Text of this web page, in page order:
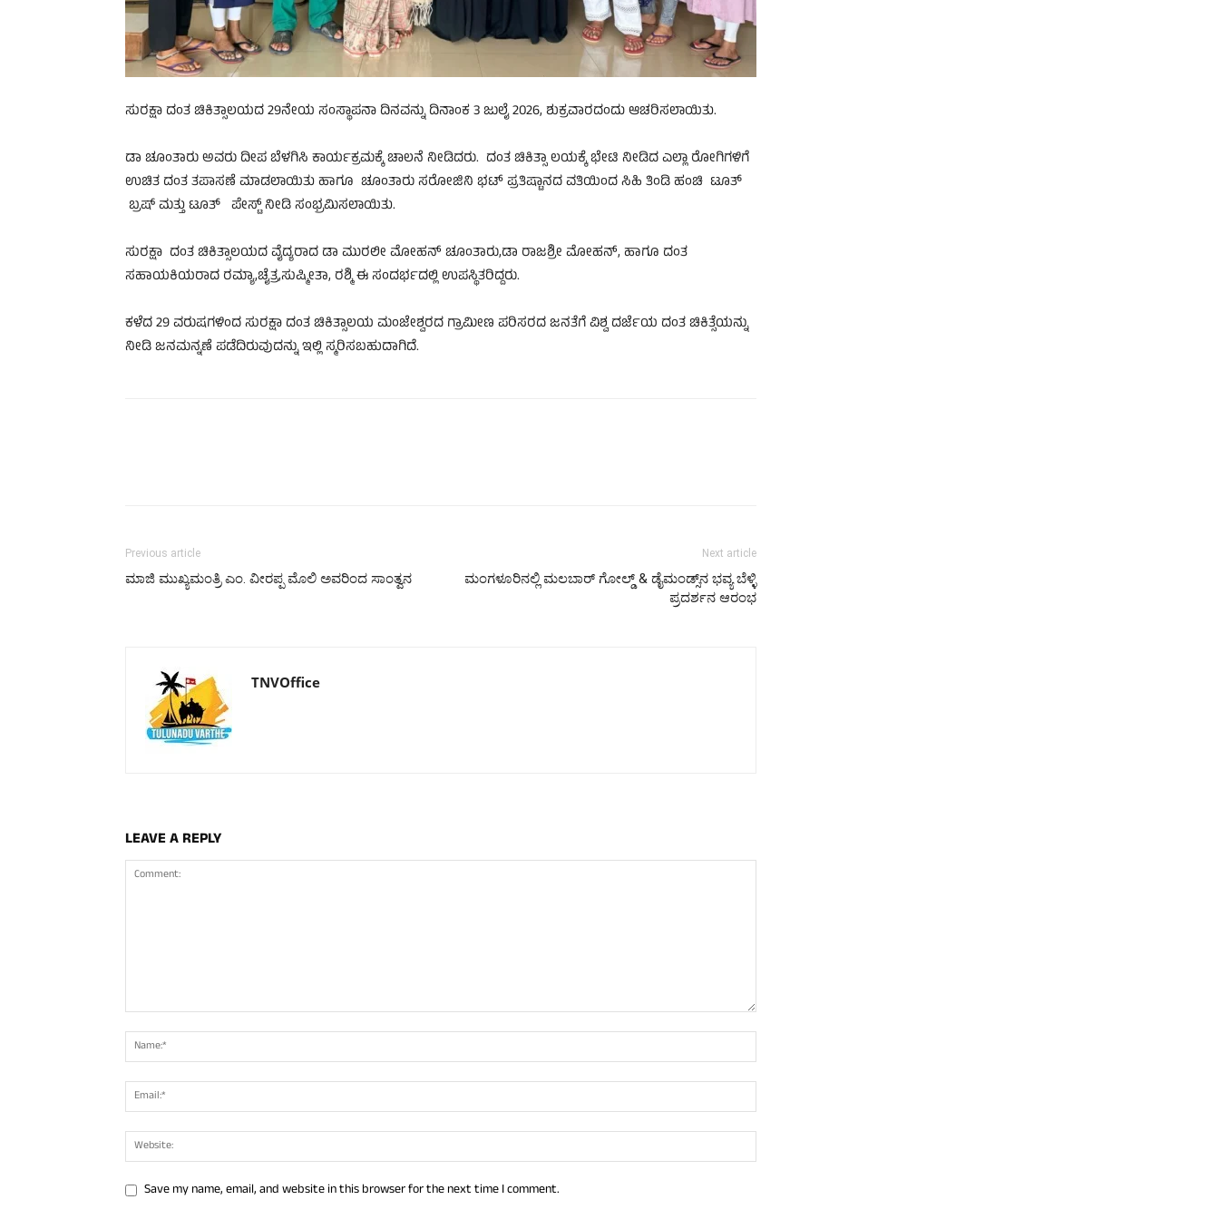
ಸುರಕ್ಷಾ ದಂತ ಚಿಕಿತ್ಸಾಲಯದ 29ನೇಯ ಸಂಸ್ಥಾಪನಾ ದಿನವನ್ನು ದಿನಾಂಕ 3 ಜುಲೈ 2026, ಶುಕ್ರವಾರದಂದು ಆಚರಿಸಲಾಯಿತು.
ಡಾ ಚೂಂತಾರು ಅವರು ದೀಪ ಬೆಳಗಿಸಿ ಕಾರ್ಯಕ್ರಮಕ್ಕೆ ಚಾಲನೆ ನೀಡಿದರು. ದಂತ ಚಿಕಿತ್ಸಾ ಲಯಕ್ಕೆ ಭೇಟಿ ನೀಡಿದ ಎಲ್ಲಾ ರೋಗಿಗಳಿಗೆ
ಉಚಿತ ದಂತ ತಪಾಸಣೆ ಮಾಡಲಾಯಿತು ಹಾಗೂ ಚೂಂತಾರು ಸರೋಜಿನಿ ಭಟ್ ಪ್ರತಿಷ್ಟಾನದ ವತಿಯಿಂದ ಸಿಹಿ ತಿಂಡಿ ಹಂಚಿ ಟೂತ್
ಬ್ರಷ್ ಮತ್ತು ಟೂತ್ ಪೇಸ್ಟ್ ನೀಡಿ ಸಂಭ್ರಮಿಸಲಾಯಿತು.
ಸುರಕ್ಷಾ ದಂತ ಚಿಕಿತ್ಸಾಲಯದ ವೈದ್ಯರಾದ ಡಾ ಮುರಲೀ ಮೋಹನ್ ಚೂಂತಾರು,ಡಾ ರಾಜಶ್ರೀ ಮೋಹನ್, ಹಾಗೂ ದಂತ
ಸಹಾಯಕಿಯರಾದ ರಮ್ಯಾ,ಚೈತ್ರ,ಸುಷ್ಮೀತಾ, ರಶ್ಮಿ ಈ ಸಂದರ್ಭದಲ್ಲಿ ಉಪಸ್ಥಿತರಿದ್ದರು.
ಕಳೆದ 29 ವರುಷಗಳಿಂದ ಸುರಕ್ಷಾ ದಂತ ಚಿಕಿತ್ಸಾಲಯ ಮಂಜೇಶ್ವರದ ಗ್ರಾಮೀಣ ಪರಿಸರದ ಜನತೆಗೆ ವಿಶ್ವ ದರ್ಜೆಯ ದಂತ ಚಿಕಿತ್ಸೆಯನ್ನು
ನೀಡಿ ಜನಮನ್ನಣೆ ಪಡೆದಿರುವುದನ್ನು ಇಲ್ಲಿ ಸ್ಮರಿಸಬಹುದಾಗಿದೆ.
Previous article
ಮಾಜಿ ಮುಖ್ಯಮಂತ್ರಿ ಎಂ. ವೀರಪ್ಪ ಮೊಲಿ ಅವರಿಂದ ಸಾಂತ್ವನ
Next article
ಮಂಗಳೂರಿನಲ್ಲಿ ಮಲಬಾರ್ ಗೋಲ್ಡ್ & ಡೈಮಂಡ್ಸ್‌ನ ಭವ್ಯ ಬೆಳ್ಳಿ
ಪ್ರದರ್ಶನ ಆರಂಭ
TNVOffice
LEAVE A REPLY
Save my name, email, and website in this browser for the next time I comment.